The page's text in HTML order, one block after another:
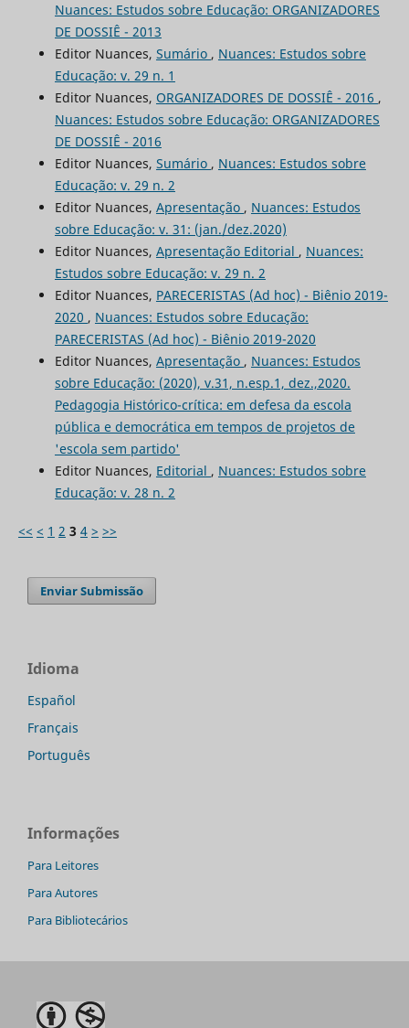
Nuances: Estudos sobre Educação: ORGANIZADORES
DE DOSSIÊ - 2013
Editor Nuances, Sumário , Nuances: Estudos sobre
Educação: v. 29 n. 1
Editor Nuances, ORGANIZADORES DE DOSSIÊ - 2016 ,
Nuances: Estudos sobre Educação: ORGANIZADORES
DE DOSSIÊ - 2016
Editor Nuances, Sumário , Nuances: Estudos sobre
Educação: v. 29 n. 2
Editor Nuances, Apresentação , Nuances: Estudos
sobre Educação: v. 31: (jan./dez.2020)
Editor Nuances, Apresentação Editorial , Nuances:
Estudos sobre Educação: v. 29 n. 2
Editor Nuances, PARECERISTAS (Ad hoc) - Biênio 2019-
2020 , Nuances: Estudos sobre Educação:
PARECERISTAS (Ad hoc) - Biênio 2019-2020
Editor Nuances, Apresentação , Nuances: Estudos
sobre Educação: (2020), v.31, n.esp.1, dez.,2020.
Pedagogia Histórico-crítica: em defesa da escola
pública e democrática em tempos de projetos de
'escola sem partido'
Editor Nuances, Editorial , Nuances: Estudos sobre
Educação: v. 28 n. 2
<< < 1 2 3 4 > >>
Enviar Submissão
Idioma
Español
Français
Português
Informações
Para Leitores
Para Autores
Para Bibliotecários